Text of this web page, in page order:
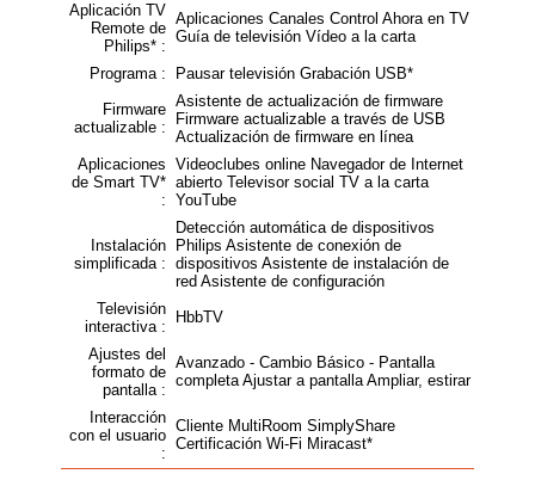
Aplicación TV
Remote de
Philips* :
Aplicaciones Canales Control Ahora en TV
Guía de televisión Vídeo a la carta
Programa :
Pausar televisión Grabación USB*
Firmware
actualizable :
Asistente de actualización de firmware
Firmware actualizable a través de USB
Actualización de firmware en línea
Aplicaciones
de Smart TV*
:
Videoclubes online Navegador de Internet
abierto Televisor social TV a la carta
YouTube
Instalación
simplificada :
Detección automática de dispositivos
Philips Asistente de conexión de
dispositivos Asistente de instalación de
red Asistente de configuración
Televisión
interactiva :
HbbTV
Ajustes del
formato de
pantalla :
Avanzado - Cambio Básico - Pantalla
completa Ajustar a pantalla Ampliar, estirar
Interacción
con el usuario
:
Cliente MultiRoom SimplyShare
Certificación Wi-Fi Miracast*